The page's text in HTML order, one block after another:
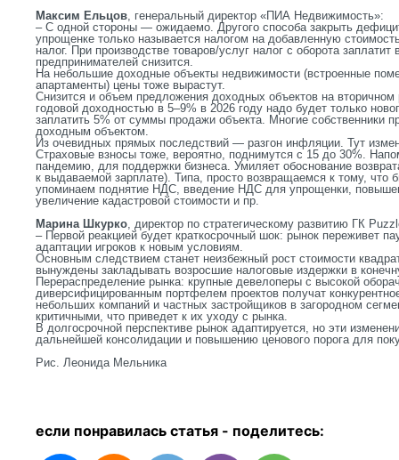
Максим Ельцов, генеральный директор «ПИА Недвижимость»:
– С одной стороны — ожидаемо. Другого способа закрыть
упрощенке только называется налогом на добавленную
налог. При производстве товаров/услуг налог с оборота
предпринимателей снизится.
На небольшие доходные объекты недвижимости (встроенные
апартаменты) цены тоже вырастут.
Снизится и объем предложения доходных объектов на
годовой доходностью в 5–9% в 2026 году надо будет только
заплатить 5% от суммы продажи объекта. Многие собственники
доходным объектом.
Из очевидных прямых последствий — разгон инфляции. Тут
Страховые взносы тоже, вероятно, поднимутся с 15 до 30%.
пандемию, для поддержки бизнеса. Умиляет обоснование
к выдаваемой зарплате). Типа, просто возвращаемся к тому, что
упоминаем поднятие НДС, введение НДС для упрощенки,
увеличение кадастровой стоимости и пр.
Марина Шкурко, директор по стратегическому развитию ГК
– Первой реакцией будет краткосрочный шок: рынок переживет
адаптации игроков к новым условиям.
Основным следствием станет неизбежный рост стоимости
вынуждены закладывать возросшие налоговые издержки в
Перераспределение рынка: крупные девелоперы с высокой
диверсифицированным портфелем проектов получат
небольших компаний и частных застройщиков в загородном
критичными, что приведет к их уходу с рынка.
В долгосрочной перспективе рынок адаптируется, но эти
дальнейшей консолидации и повышению ценового порога для
Рис. Леонида Мельника
если понравилась статья - поделитесь: